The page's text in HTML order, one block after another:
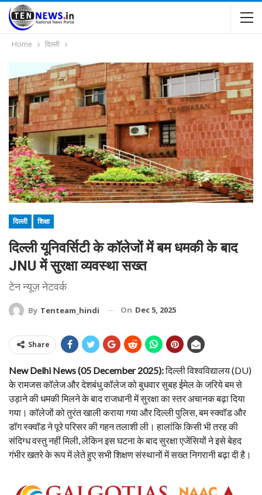
Home दिल्ली
दिल्ली शिक्षा
दिल्ली यूनिवर्सिटी के कॉलेजों में बम धमकी के बाद
JNU में सुरक्षा व्यवस्था सख्त
टेन न्यूज़ नेटवर्क
By Tenteam_hindi On Dec 5, 2025
Share
New Delhi News (05 December 2025):दिल्ली विश्वविद्यालय (DU)
के रामजस कॉलेज और देशबंधु कॉलेज को बुधवार सुबह ईमेल के जरिये बम से
उड़ाने की धमकी मिलने के बाद राजधानी में सुरक्षा का स्तर अचानक बढ़ा दिया
गया। कॉलेजों को तुरंत खाली कराया गया और दिल्ली पुलिस, बम स्क्वॉड और
डॉग स्क्वॉड ने पूरे परिसर की गहन तलाशी ली। हालांकि किसी भी तरह की
संदिग्ध वस्तु नहीं मिली, लेकिन इस घटना के बाद सुरक्षा एजेंसियों ने इसे बेहद
गंभीर खतरे के रूप में लेते हुए सभी शिक्षण संस्थानों में सख्त निगरानी बढ़ा दी है।